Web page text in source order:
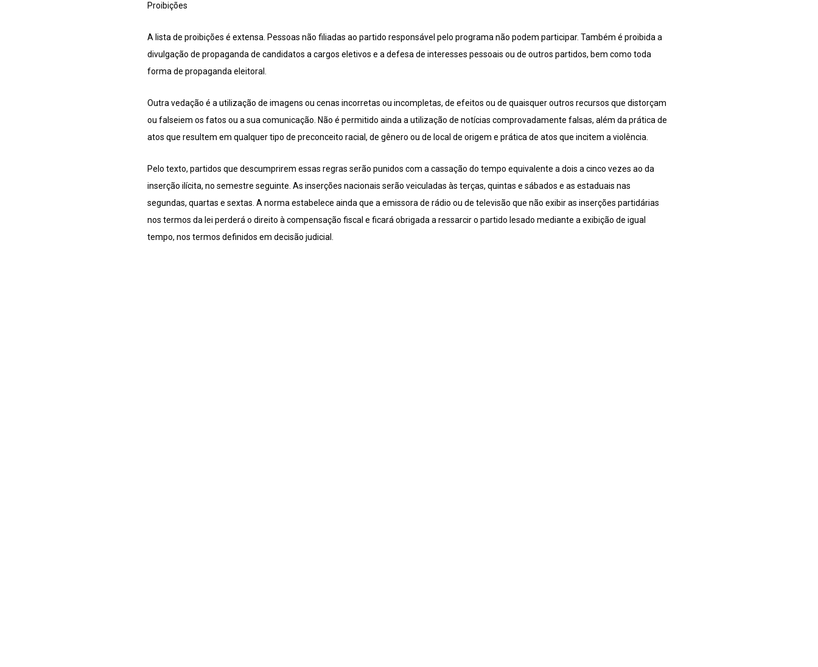
Proibições
A lista de proibições é extensa. Pessoas não filiadas ao partido responsável pelo programa não podem participar. Também é proibida a
divulgação de propaganda de candidatos a cargos eletivos e a defesa de interesses pessoais ou de outros partidos, bem como toda
forma de propaganda eleitoral.
Outra vedação é a utilização de imagens ou cenas incorretas ou incompletas, de efeitos ou de quaisquer outros recursos que distorçam
ou falseiem os fatos ou a sua comunicação. Não é permitido ainda a utilização de notícias comprovadamente falsas, além da prática de
atos que resultem em qualquer tipo de preconceito racial, de gênero ou de local de origem e prática de atos que incitem a violência.
Pelo texto, partidos que descumprirem essas regras serão punidos com a cassação do tempo equivalente a dois a cinco vezes ao da
inserção ilícita, no semestre seguinte. As inserções nacionais serão veiculadas às terças, quintas e sábados e as estaduais nas
segundas, quartas e sextas. A norma estabelece ainda que a emissora de rádio ou de televisão que não exibir as inserções partidárias
nos termos da lei perderá o direito à compensação fiscal e ficará obrigada a ressarcir o partido lesado mediante a exibição de igual
tempo, nos termos definidos em decisão judicial.